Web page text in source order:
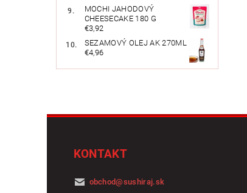
MOCHI JAHODOVÝ
CHEESECAKE 180 G
€3,92
SEZAMOVÝ OLEJ AK 270ML
€4,96
KONTAKT
obchod@sushiraj.sk